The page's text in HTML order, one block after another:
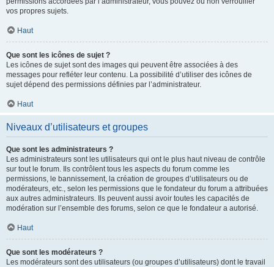
vos propres sujets.
Haut
Que sont les icônes de sujet ?
Les icônes de sujet sont des images qui peuvent être associées à des
messages pour refléter leur contenu. La possibilité d’utiliser des icônes de
sujet dépend des permissions définies par l’administrateur.
Haut
Niveaux d’utilisateurs et groupes
Que sont les administrateurs ?
Les administrateurs sont les utilisateurs qui ont le plus haut niveau de contrôle
sur tout le forum. Ils contrôlent tous les aspects du forum comme les
permissions, le bannissement, la création de groupes d’utilisateurs ou de
modérateurs, etc., selon les permissions que le fondateur du forum a attribuées
aux autres administrateurs. Ils peuvent aussi avoir toutes les capacités de
modération sur l’ensemble des forums, selon ce que le fondateur a autorisé.
Haut
Que sont les modérateurs ?
Les modérateurs sont des utilisateurs (ou groupes d’utilisateurs) dont le travail